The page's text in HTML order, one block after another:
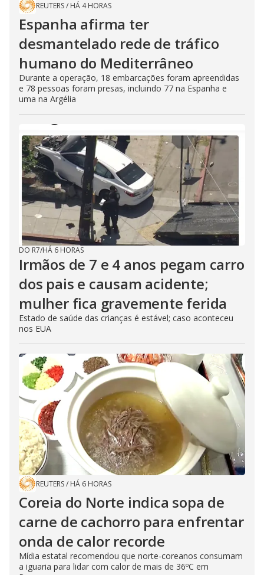
REUTERS/ HÁ 4 HORAS
Espanha afirma ter
desmantelado rede de tráfico
humano do Mediterrâneo
Durante a operação, 18 embarcações foram apreendidas
e 78 pessoas foram presas, incluindo 77 na Espanha e
uma na Argélia
DO R7/HÁ 6 HORAS
Irmãos de 7 e 4 anos pegam carro
dos pais e causam acidente;
mulher fica gravemente ferida
Estado de saúde das crianças é estável; caso aconteceu
nos EUA
REUTERS/ HÁ 6 HORAS
Coreia do Norte indica sopa de
carne de cachorro para enfrentar
onda de calor recorde
Mídia estatal recomendou que norte-coreanos consumam
a iguaria para lidar com calor de mais de 36ºC em